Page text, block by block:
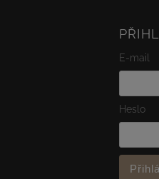
E-mail
Heslo